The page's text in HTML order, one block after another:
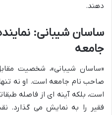
دهند.
ساسان شیبانی:
جامعه
«ساسان شیبانی»، شخصیت
صاحب نام جامعه است. او نه
است، بلکه آینه ای از فاصله
فقیر را به نمایش می گذارد.